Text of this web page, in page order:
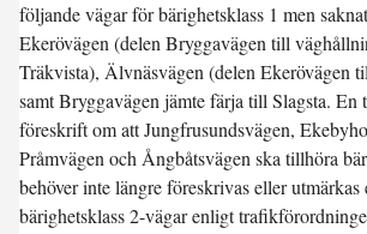
följande vägar för bärighetsklass 1 men
Ekerövägen (delen Bryggavägen till
Träkvista), Älvnäsvägen (delen Ekerövägen
samt Bryggavägen jämte färja till Slagsta. En
föreskrift om att Jungfrusundsvägen,
Pråmvägen och Ångbåtsvägen ska tillhöra
behöver inte längre föreskrivas eller utmärkas
bärighetsklass 2-vägar enligt